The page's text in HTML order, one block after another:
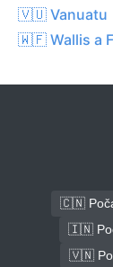
🇻🇺 Vanuatu
🇼🇫 Wallis a
🇨🇳
🇮🇳
🇻🇳